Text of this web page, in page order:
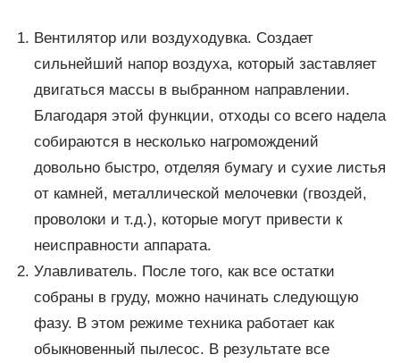
Вентилятор или воздуходувка. Создает
сильнейший напор воздуха, который заставляет
двигаться массы в выбранном направлении.
Благодаря этой функции, отходы со всего надела
собираются в несколько нагромождений
довольно быстро, отделяя бумагу и сухие листья
от камней, металлической мелочевки (гвоздей,
проволоки и т.д.), которые могут привести к
неисправности аппарата.
Улавливатель. После того, как все остатки
собраны в груду, можно начинать следующую
фазу. В этом режиме техника работает как
обыкновенный пылесос. В результате все